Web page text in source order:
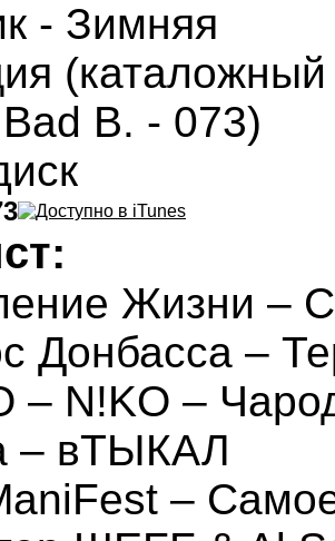
Жизни –
Донбасса –
– N!KO –
– вТЫКАЛ
–